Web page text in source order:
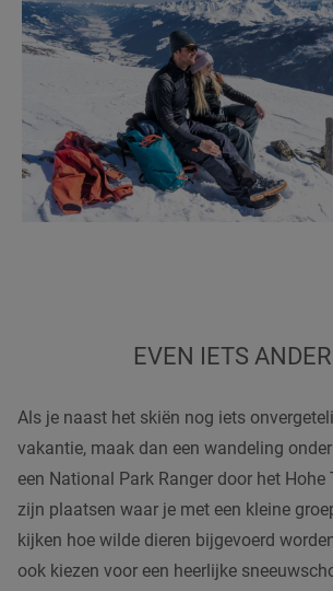
EVEN IETS
Als je naast het skiën nog iets
vakantie, maak dan een wandeling
een National Park Ranger door het Hohe
zijn plaatsen waar je met een kleine
kijken hoe wilde dieren bijgevoerd
ook kiezen voor een heerlijke